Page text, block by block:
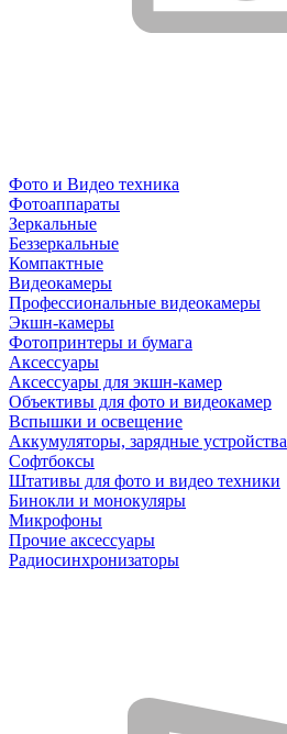
Фото и Видео техника
Фотоаппараты
Зеркальные
Беззеркальные
Компактные
Видеокамеры
Профессиональные видеокамеры
Экшн-камеры
Фотопринтеры и бумага
Аксессуары
Аксессуары для экшн-камер
Объективы для фото и видеокамер
Вспышки и освещение
Аккумуляторы, зарядные устройства
Софтбоксы
Штативы для фото и видео техники
Бинокли и монокуляры
Микрофоны
Прочие аксессуары
Радиосинхронизаторы